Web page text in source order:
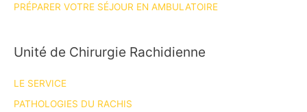
PRÉPARER VOTRE SÉJOUR EN AMBULATOIRE
Unité de Chirurgie Rachidienne
LE SERVICE
PATHOLOGIES DU RACHIS